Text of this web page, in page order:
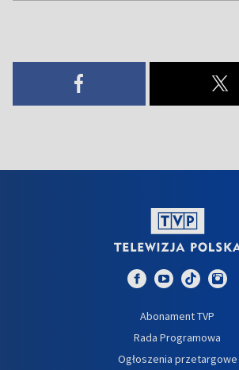
Abonament TVP
Rada Programowa
Ogłoszenia przetargowe